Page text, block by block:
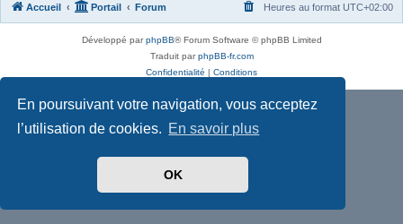
En poursuivant votre navigation, vous acceptez
l’utilisation de cookies. En savoir plus
OK
Accueil Portail Forum Heures au format UTC+02:00
Développé parphpBB® Forum Software © phpBB Limited
Traduit parphpBB-fr.com
Confidentialité | Conditions